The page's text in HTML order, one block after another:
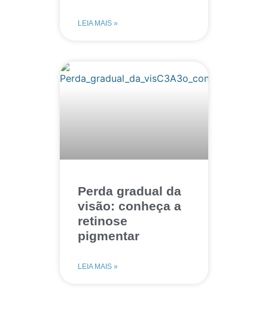
LEIA MAIS »
Perda gradual da
visão: conheça a
retinose
pigmentar
LEIA MAIS »